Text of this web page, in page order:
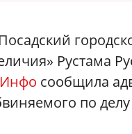
Рустама
сообщила
по